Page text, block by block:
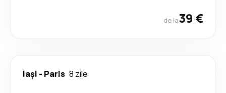
de la39 €
Iași - Paris 8 zile